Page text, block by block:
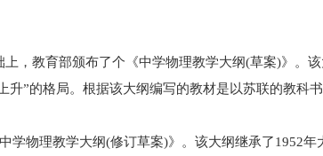
，教育部颁布了个《中学物理教学大纲(草案)》
升”的格局。根据该大纲编写的教材是以苏联的教科
学物理教学大纲(修订草案)》。该大纲继承了1952